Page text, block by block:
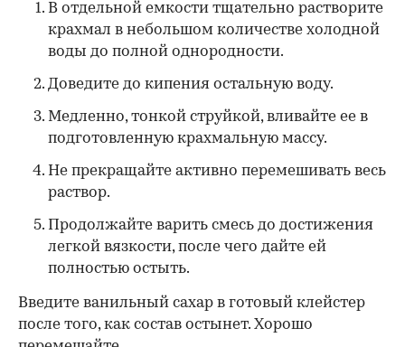
В отдельной емкости тщательно растворите
крахмал в небольшом количестве холодной
воды до полной однородности.
Доведите до кипения остальную воду.
Медленно, тонкой струйкой, вливайте ее в
подготовленную крахмальную массу.
Не прекращайте активно перемешивать весь
раствор.
Продолжайте варить смесь до достижения
легкой вязкости, после чего дайте ей
полностью остыть.
Введите ванильный сахар в готовый клейстер
после того, как состав остынет. Хорошо